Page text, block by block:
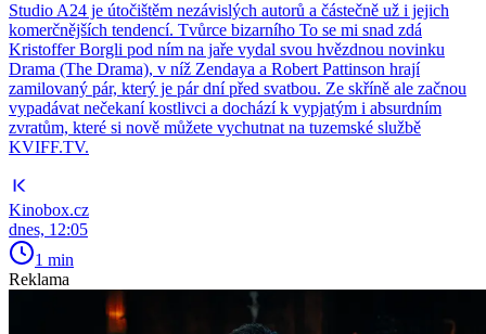
Studio A24 je útočištěm nezávislých autorů a částečně už i jejich
komerčnějších tendencí. Tvůrce bizarního To se mi snad zdá
Kristoffer Borgli pod ním na jaře vydal svou hvězdnou novinku
Drama (The Drama), v níž Zendaya a Robert Pattinson hrají
zamilovaný pár, který je pár dní před svatbou. Ze skříně ale začnou
vypadávat nečekaní kostlivci a dochází k vypjatým i absurdním
zvratům, které si nově můžete vychutnat na tuzemské službě
KVIFF.TV.
Kinobox.cz
dnes, 12:05
1 min
Reklama